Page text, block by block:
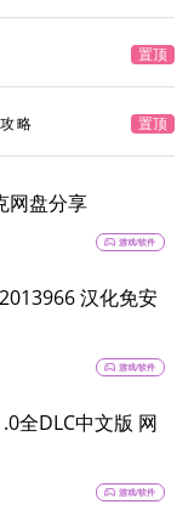
置顶
略 置顶
网盘分享
sports_esports 游戏/软件
汉化免安
sports_esports 游戏/软件
全DLC中文版 网
sports_esports 游戏/软件